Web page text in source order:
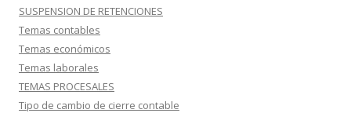
SUSPENSION DE RETENCIONES
Temas contables
Temas económicos
Temas laborales
TEMAS PROCESALES
Tipo de cambio de cierre contable